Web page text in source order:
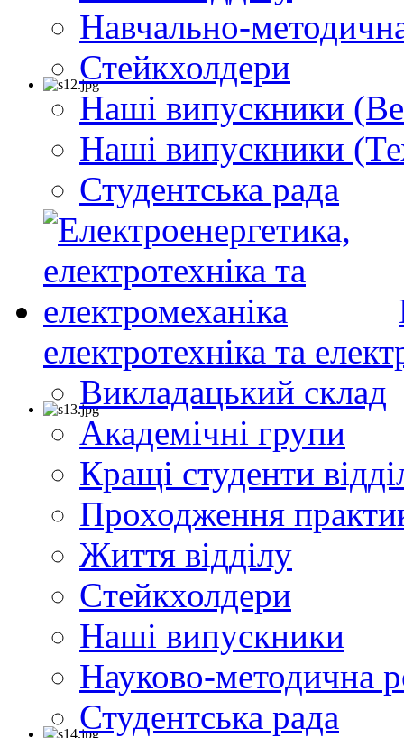
Навчально-
Стейкхолдери
Наші випускники
Наші випускники
Студентська рада
електротехніка та
Викладацький склад
Академічні групи
Кращі студенти
Проходження
Життя відділу
Cтейкхолдери
Наші випускники
Науково-методична
Студентська рада